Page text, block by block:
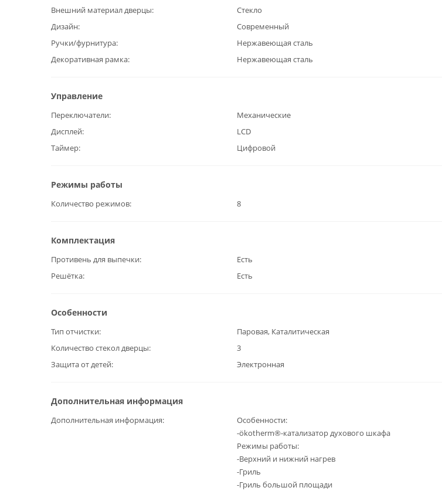
Внешний материал дверцы
Стекло
Дизайн
Современный
Ручки/фурнитура
Нержавеющая сталь
Декоративная рамка
Нержавеющая сталь
Управление
Переключатели
Механические
Дисплей
LCD
Таймер
Цифровой
Режимы работы
Количество режимов 8
Комплектация
Противень для выпечки
Есть
Решётка
Есть
Особенности
Тип отчистки
Паровая, Каталитическая
Количество стекол дверцы
3
Защита от детей
Электронная
Дополнительная информация
Дополнительная информация
Особенности:
-ökotherm®-катализатор духового шкафа
Режимы работы:
-Верхний и нижний нагрев
-Гриль
-Гриль большой площади